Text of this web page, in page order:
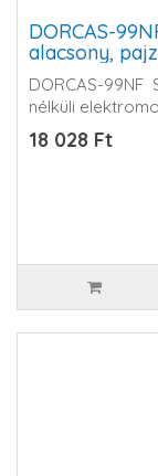
DORCAS-
alacsony,
DORCAS-99NF
nélküli
18 028 Ft